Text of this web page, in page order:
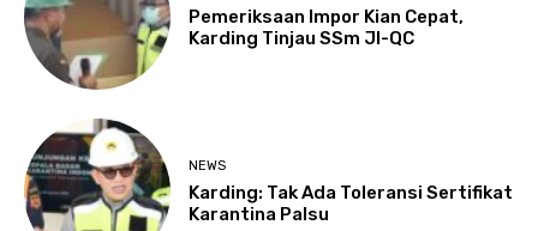
Pemeriksaan Impor Kian Cepat,
Karding Tinjau SSm JI-QC
NEWS
Karding: Tak Ada Toleransi Sertifikat
Karantina Palsu